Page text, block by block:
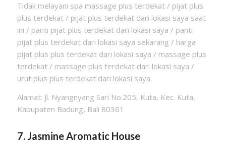
Tidak melayani spa massage plus terdekat / pijat plus
plus terdekat / pijat plus terdekat dari lokasi saya saat
ini / panti pijat plus terdekat dari lokasi saya / panti
pijat plus terdekat dari lokasi saya sekarang / harga
pijat plus plus terdekat dari lokasi saya / massage plus
terdekat / massage plus terdekat dari lokasi saya /
urut plus plus terdekat dari lokasi saya.
Alamat: Jl. Nyangnyang Sari No.205, Kuta, Kec. Kuta,
Kabupaten Badung, Bali 80361
7. Jasmine Aromatic House